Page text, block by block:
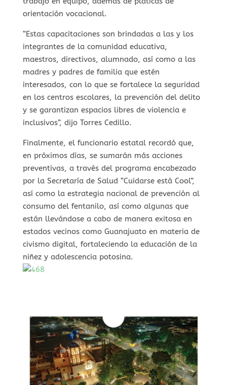
orientación vocacional.
“Estas capacitaciones son brindadas a las y los
integrantes de la comunidad educativa,
maestros, directivos, alumnado, así como a las
madres y padres de familia que estén
interesados, con lo que se fortalece la seguridad
en los centros escolares, la prevención del delito
y se garantizan espacios libres de violencia e
inclusivos”, dijo Torres Cedillo.
Finalmente, el funcionario estatal recordó que,
en próximos días, se sumarán más acciones
preventivas, a través del programa encabezado
por la Secretaría de Salud “Cuidarse está Cool”,
así como la estrategia nacional de prevención al
consumo del fentanilo, así como algunas que
están llevándose a cabo de manera exitosa en
estados vecinos como Guanajuato en materia de
civismo digital, fortaleciendo la educación de la
niñez y adolescencia potosina.